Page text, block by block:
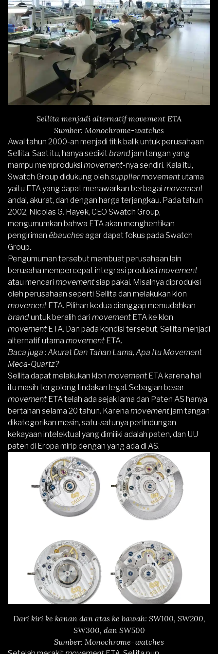
Sellita menjadi alternatif movement ETA
Sumber: Monochrome-watches
Awal tahun 2000-an menjadi titik balik untuk perusahaan
Sellita. Saat itu, hanya sedikit brandjam tangan yang
mampu memproduksi movement-nya sendiri. Kala itu,
Swatch Group didukung oleh supplier movementutama
yaitu ETA yang dapat menawarkan berbagai movement
andal, akurat, dan dengan harga terjangkau. Pada tahun
2002, Nicolas G. Hayek, CEO Swatch Group,
mengumumkan bahwa ETA akan menghentikan
pengiriman ébauchesagar dapat fokus pada Swatch
Group.
Pengumuman tersebut membuat perusahaan lain
berusaha mempercepat integrasi produksi movement
atau mencari movementsiap pakai. Misalnya diproduksi
oleh perusahaan seperti Sellita dan melakukan klon
movement ETA. Pilihan kedua dianggap memudahkan
branduntuk beralih dari movement ETA ke klon
movement ETA. Dan pada kondisi tersebut, Sellita menjadi
alternatif utama movement ETA.
Baca juga :Akurat Dan Tahan Lama, Apa Itu Movement
Meca-Quartz?
Sellita dapat melakukan klon movement ETA karena hal
itu masih tergolong tindakan legal. Sebagian besar
movement ETA telah ada sejak lama dan Paten AS hanya
bertahan selama 20 tahun. Karena movementjam tangan
dikategorikan mesin, satu-satunya perlindungan
kekayaan intelektual yang dimiliki adalah paten, dan UU
paten di Eropa mirip dengan yang ada di AS.
Dari kiri ke kanan dan atas ke bawah: SW100, SW200,
SW300, dan SW500
Sumber: Monochrome-watches